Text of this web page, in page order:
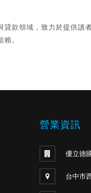
款領域，致力於提供讀
。
營業資訊
優立德
台中市